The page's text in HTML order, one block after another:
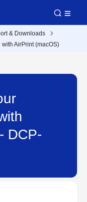
& Downloads
AirPrint (macOS)
DCP-